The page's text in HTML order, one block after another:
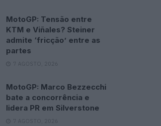
MotoGP: Tensão entre
KTM e Viñales? Steiner
admite ‘fricção’ entre as
partes
7 AGOSTO, 2026
MotoGP: Marco Bezzecchi
bate a concorrência e
lidera PR em Silverstone
7 AGOSTO, 2026